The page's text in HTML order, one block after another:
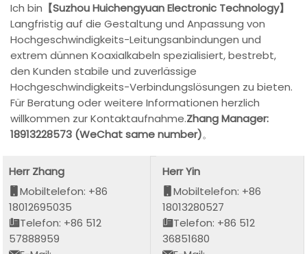
Ich bin 【Suzhou Huichengyuan Electronic Technology】
Langfristig auf die Gestaltung und Anpassung von
Hochgeschwindigkeits-Leitungsanbindungen und
extrem dünnen Koaxialkabeln spezialisiert, bestrebt,
den Kunden stabile und zuverlässige
Hochgeschwindigkeits-Verbindungslösungen zu bieten.
Für Beratung oder weitere Informationen herzlich
willkommen zur Kontaktaufnahme.Zhang Manager:
18913228573 (WeChat same number)。
Herr Zhang
Mobiltelefon: +86
18012695035
Telefon: +86 512
57888959
Herr Yin
Mobiltelefon: +86
18013280527
Telefon: +86 512
36851680